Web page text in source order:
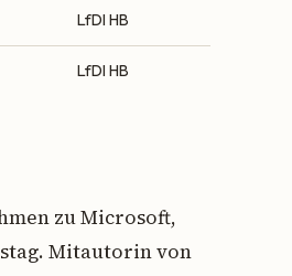
LfDI HB
LfDI HB
zu Microsoft,
Mitautorin von